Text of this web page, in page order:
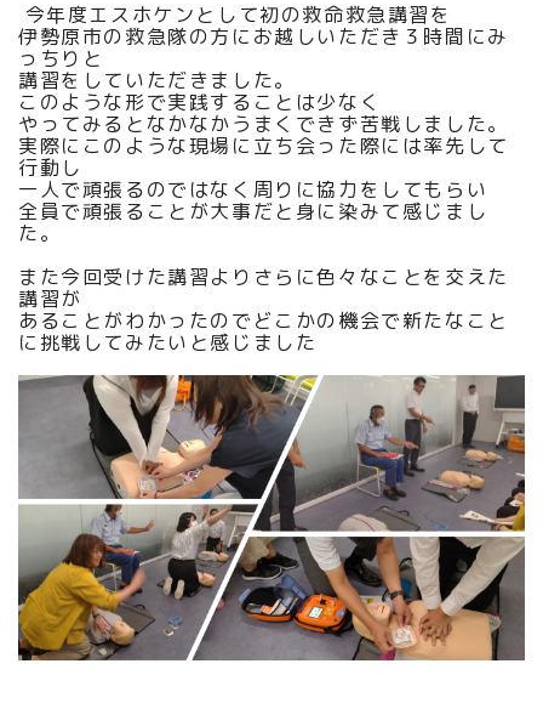
今年度エスホケンとして初の救命救急講習を
伊勢原市の救急隊の方にお越しいただき３時間にみ
っちりと
講習をしていただきました。
このような形で実践することは少なく
やってみるとなかなかうまくできず苦戦しました。
実際にこのような現場に立ち会った際には率先して
行動し
一人で頑張るのではなく周りに協力をしてもらい
全員で頑張ることが大事だと身に染みて感じまし
た。
また今回受けた講習よりさらに色々なことを交えた
講習が
あることがわかったのでどこかの機会で新たなこと
に挑戦してみたいと感じました